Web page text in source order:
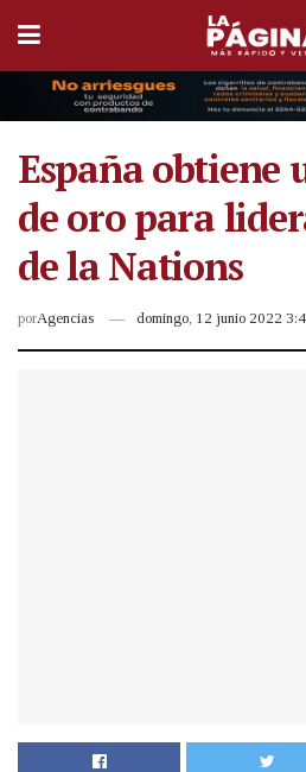
España obtiene
de oro para
de la Nations
porAgencias domingo, 12 junio 2022